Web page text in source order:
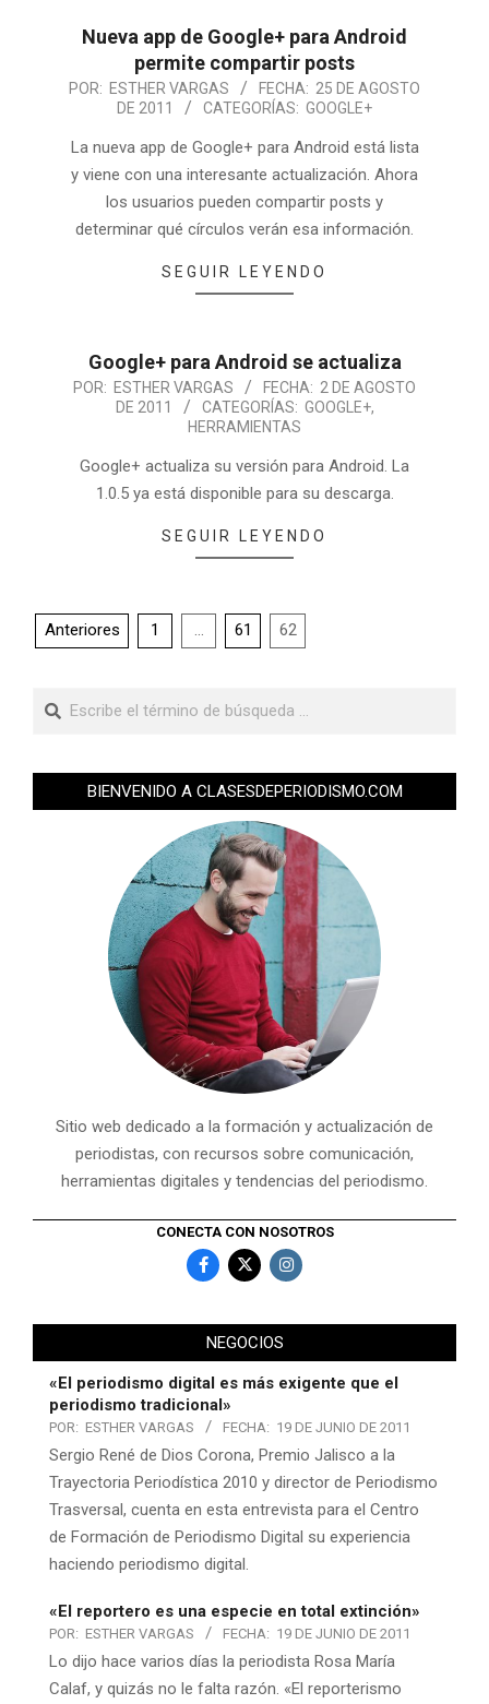
Nueva app de Google+ para Android
permite compartir posts
POR: ESTHER VARGAS FECHA: 25 DE AGOSTO
DE 2011
CATEGORÍAS: GOOGLE+
La nueva app de Google+ para Android está lista
y viene con una interesante actualización. Ahora
los usuarios pueden compartir posts y
determinar qué círculos verán esa información.
SEGUIR LEYENDO
Google+ para Android se actualiza
POR: ESTHER VARGAS FECHA: 2 DE AGOSTO
DE 2011
CATEGORÍAS: GOOGLE+,
HERRAMIENTAS
Google+ actualiza su versión para Android. La
1.0.5 ya está disponible para su descarga.
SEGUIR LEYENDO
Anteriores 1 … 61 62
BIENVENIDO A CLASESDEPERIODISMO.COM
Sitio web dedicado a la formación y actualización de
periodistas, con recursos sobre comunicación,
herramientas digitales y tendencias del periodismo.
CONECTA CON NOSOTROS
NEGOCIOS
«El periodismo digital es más exigente que el
periodismo tradicional»
POR: ESTHER VARGAS FECHA: 19 DE JUNIO DE 2011
Sergio René de Dios Corona, Premio Jalisco a la
Trayectoria Periodística 2010 y director de Periodismo
Trasversal, cuenta en esta entrevista para el Centro
de Formación de Periodismo Digital su experiencia
haciendo periodismo digital.
«El reportero es una especie en total extinción»
POR: ESTHER VARGAS FECHA: 19 DE JUNIO DE 2011
Lo dijo hace varios días la periodista Rosa María
Calaf, y quizás no le falta razón. «El reporterismo